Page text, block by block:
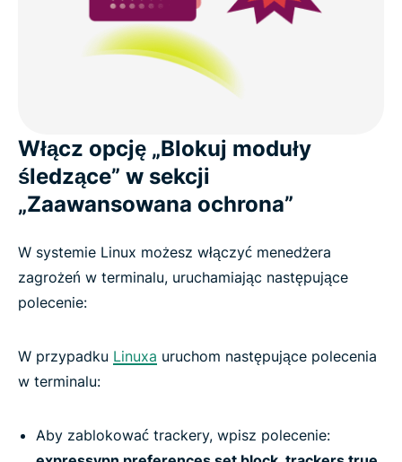
Włącz opcję „Blokuj moduły
śledzące” w sekcji
„Zaawansowana ochrona”
W systemie Linux możesz włączyć menedżera
zagrożeń w terminalu, uruchamiając następujące
polecenie:
W przypadku Linuxa uruchom następujące polecenia
w terminalu:
Aby zablokować trackery, wpisz polecenie: